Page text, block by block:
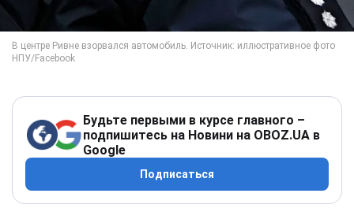
Будьте первыми в курсе главного –
подпишитесь на Новини на OBOZ.UA в
Google
Подписаться